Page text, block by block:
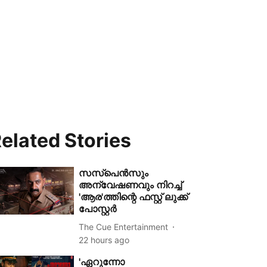
Stories
സസ്പെൻസും
അന്വേഷണവും നിറച്ച്
'ആര'ത്തിന്റെ ഫസ്റ്റ് ലുക്ക്
പോസ്റ്റർ
The Cue Entertainment
22 hours ago
'ഏറുന്നോ